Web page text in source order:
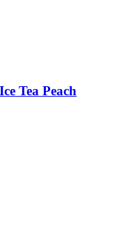
Tea Peach